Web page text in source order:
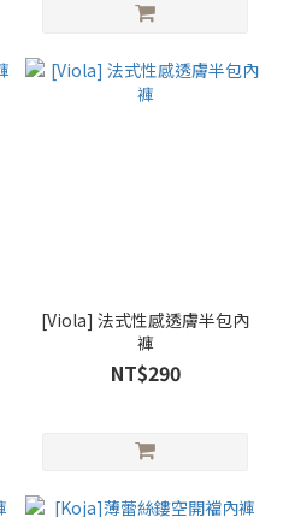
[Viola] 法式性感透膚半包內
褲
NT$290